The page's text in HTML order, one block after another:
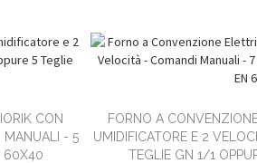
CON
MANUALI - 5
60X40
FORNO A
UMIDIFICATORE E 2
TEGLIE GN 1/1